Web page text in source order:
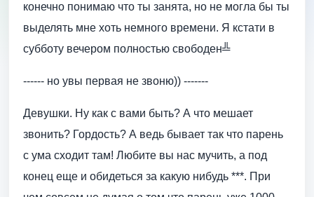
конечно понимаю что ты занята, но не могла бы ты
выделять мне хоть немного времени. Я кстати в
субботу вечером полностью свободен╩
------ но увы первая не звоню)) -------
Девушки. Ну как с вами быть? А что мешает
звонить? Гордость? А ведь бывает так что парень
с ума сходит там! Любите вы нас мучить, а под
конец еще и обидеться за какую нибудь ***. При